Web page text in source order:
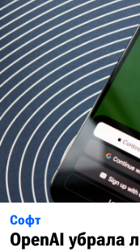
Софт
OpenAI убрала